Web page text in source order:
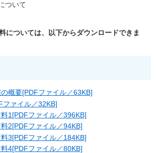
ついて
については、以下からダウンロードできま
概要[PDFファイル／63KB]
ファイル／32KB]
1[PDFファイル／396KB]
2[PDFファイル／94KB]
3[PDFファイル／184KB]
4[PDFファイル／80KB]